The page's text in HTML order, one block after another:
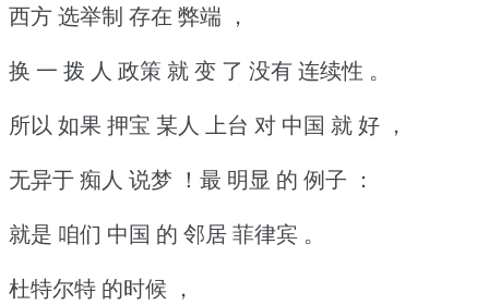
西方 选举制 存在 弊端 ，
换 一 拨 人 政策 就 变 了 没有 连续性 。
所以 如果 押宝 某人 上台 对 中国 就 好 ，
无异于 痴人 说梦 ！最 明显 的 例子 ：
就是 咱们 中国 的 邻居 菲律宾 。
杜特尔特 的时候 ，